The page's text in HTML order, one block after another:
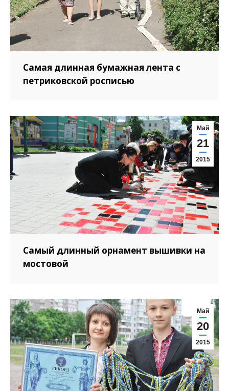
Самая длинная бумажная лента с
петриковской росписью
Май
21
2015
Самый длинный орнамент вышивки на
мостовой
Май
20
2015